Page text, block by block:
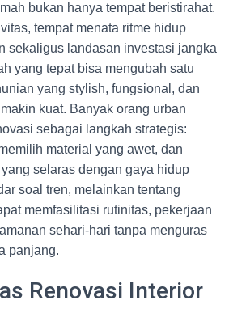
bukan hanya tempat beristirahat.
tempat menata ritme hidup
sekaligus landasan investasi jangka
yang tepat bisa mengubah satu
yang stylish, fungsional, dan
kuat. Banyak orang urban
sebagai langkah strategis:
material yang awet, dan
selaras dengan gaya hidup
soal tren, melainkan tentang
memfasilitasi rutinitas, pekerjaan
sehari-hari tanpa menguras
panjang.
Renovasi Interior